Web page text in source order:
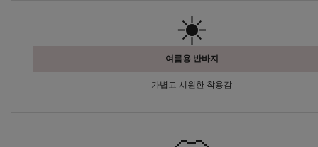
☀️
여름용 반바지
가볍고 시원한 착용감